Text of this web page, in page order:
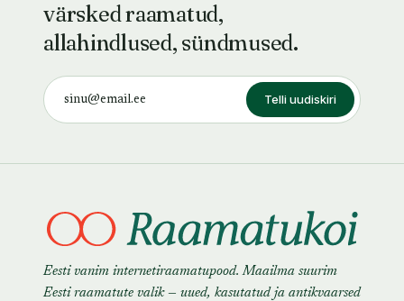
värsked raamatud,
allahindlused, sündmused.
Telli uudiskiri
Eesti vanim internetiraamatupood. Maailma suurim
Eesti raamatute valik — uued, kasutatud ja antikvaarsed